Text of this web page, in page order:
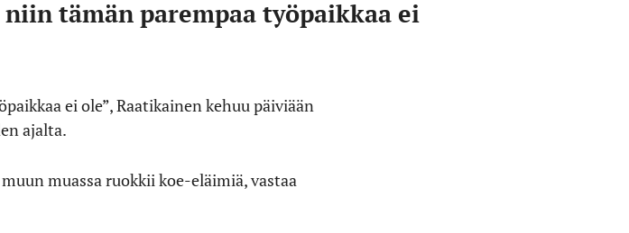
tämän parempaa työpaikkaa ei
ei ole”, Raatikainen kehuu päiviään
ajalta.
muassa ruokkii koe-eläimiä, vastaa